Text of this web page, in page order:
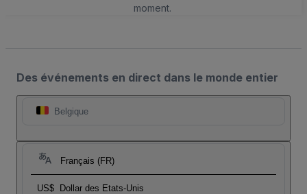
moment.
Des événements en direct dans le monde entier
Belgique
Français (FR)
US$ Dollar des Etats-Unis